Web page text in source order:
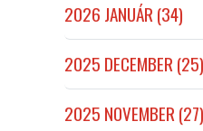
2026 JANUÁR (34)
2025 DECEMBER (25)
2025 NOVEMBER (27)